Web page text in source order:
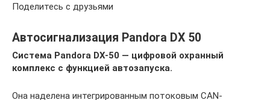
Поделитесь с друзьями
Автосигнализация Pandora DX 50
Система Pandora DX-50 — цифровой охранный
комплекс с функцией автозапуска.
Она наделена интегрированным потоковым CAN-